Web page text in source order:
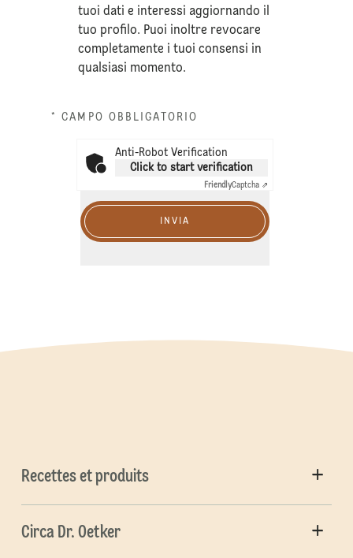
tuoi dati e interessi aggiornando il
tuo profilo. Puoi inoltre revocare
completamente i tuoi consensi in
qualsiasi momento.
* CAMPO OBBLIGATORIO
Anti-Robot Verification
Click to start verification
FriendlyCaptcha ⇗
INVIA
Recettes et produits
Circa Dr. Oetker